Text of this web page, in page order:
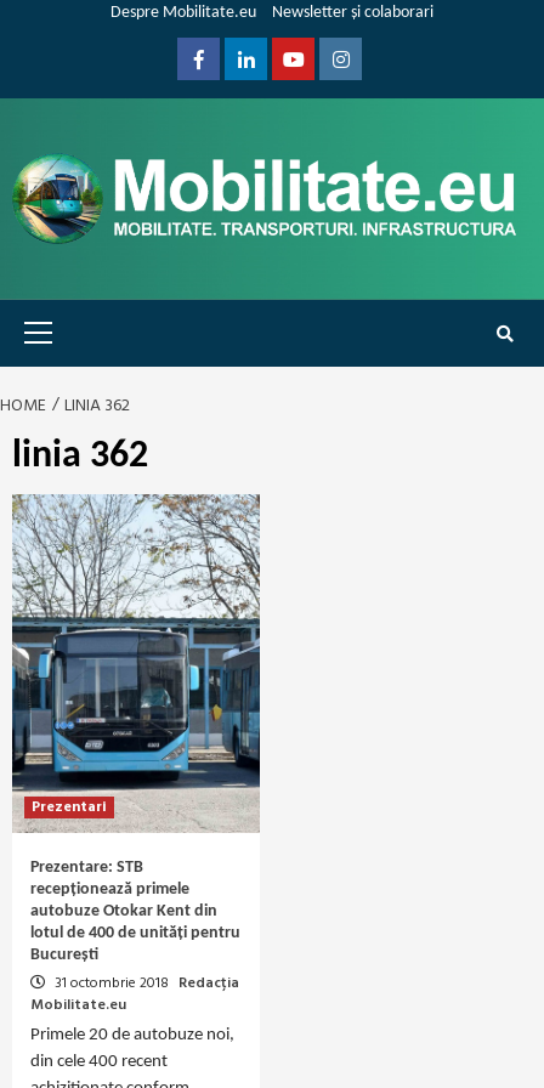
Despre Mobilitate.eu Newsletter și colaborari
FacebookLinkedinYoutubeInstagram
Primary
Menu
HOME LINIA 362
linia 362
Prezentari
Prezentare: STB
recepționează primele
autobuze Otokar Kent din
lotul de 400 de unități pentru
București
31 octombrie 2018 Redacția
Mobilitate.eu
Primele 20 de autobuze noi,
din cele 400 recent